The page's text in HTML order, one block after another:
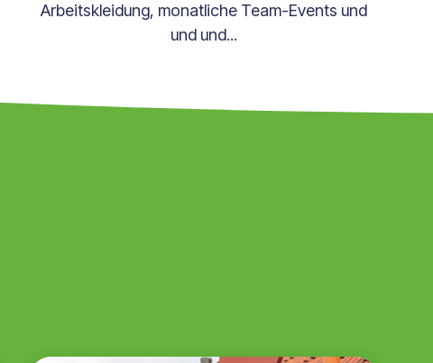
Arbeitskleidung, monatliche Team-Events und
und und...